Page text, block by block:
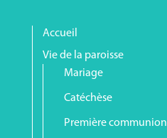
Accueil
Vie de la paroisse
Mariage
Catéchèse
Première communion